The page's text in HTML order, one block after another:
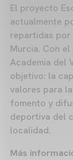
El proyecto
actualmente
repartidas por
Murcia. Con
Academia del
objetivo: la
valores para
fomento y
deportiva del
localidad.
Más